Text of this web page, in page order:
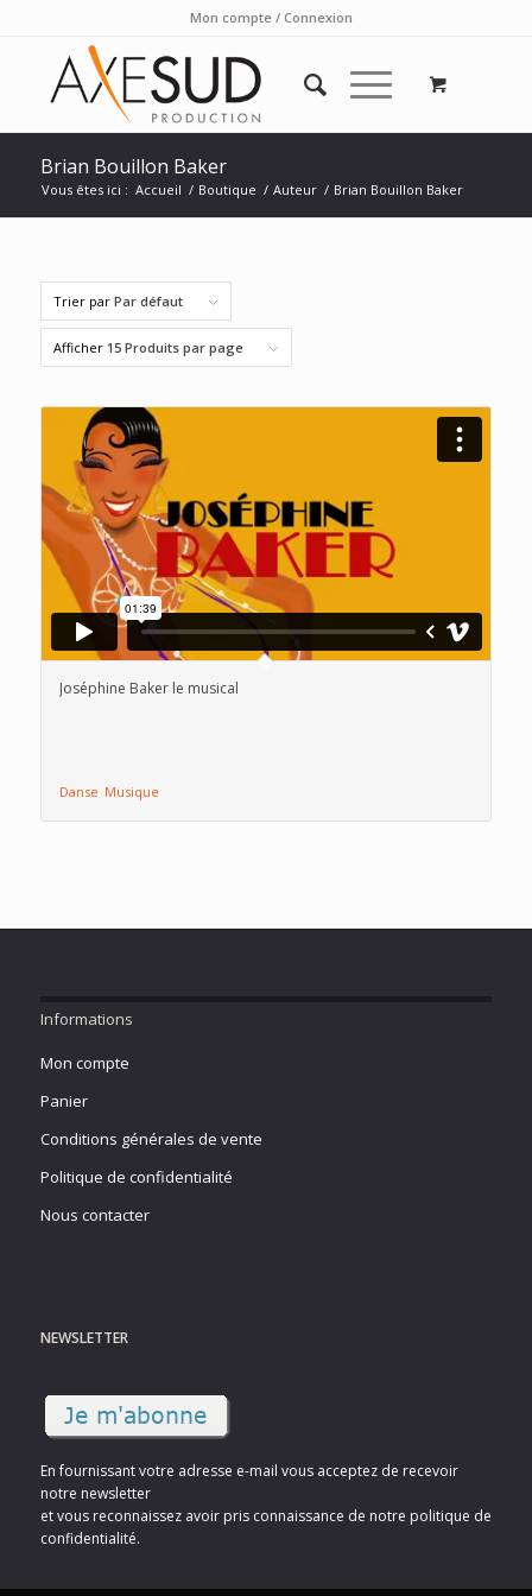
Mon compte / Connexion
Brian Bouillon Baker
Vous êtes ici : Accueil / Boutique / Auteur / Brian Bouillon Baker
Trier par Par défaut
Afficher 15 Produits par page
Joséphine Baker le musical
Danse Musique
Informations
Mon compte
Panier
Conditions générales de vente
Politique de confidentialité
Nous contacter
NEWSLETTER
En fournissant votre adresse e-mail vous acceptez de recevoir
notre newsletter
et vous reconnaissez avoir pris connaissance de notre politique de
confidentialité.